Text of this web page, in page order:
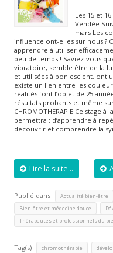
Les 15 et
Vendée
mars Les
influence ont-elles sur nous ?
apprendre à utiliser
peu de temps ! Saviez-vous
vibratoire, semble être de la
et utilisées à bon escient, ont
existe un lien entre les
réalités font l’objet de 25
résultats probants et même
CHROMOTHERAPIE Ce stage
permettra : d’apprendre à
découvrir et comprendre la
Lire la suite...
Publié dans Actualité bien-être
Bien-être et médecine douce
Thérapeutes et professionnels du
Tag(s) chromothérapie